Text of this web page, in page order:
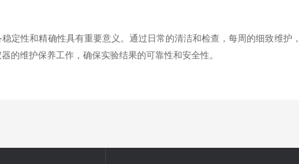
性和精确性具有重要意义。通过日常的清洁和检查，每周的细致维护
的维护保养工作，确保实验结果的可靠性和安全性。